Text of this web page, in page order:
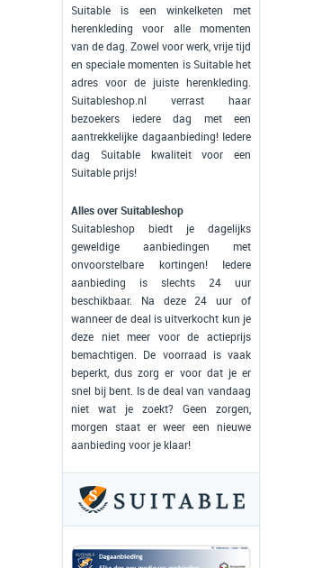
Suitable is een winkelketen met
herenkleding voor alle momenten
van de dag. Zowel voor werk, vrije tijd
en speciale momenten is Suitable het
adres voor de juiste herenkleding.
Suitableshop.nl verrast haar
bezoekers iedere dag met een
aantrekkelijke dagaanbieding! Iedere
dag Suitable kwaliteit voor een
Suitable prijs!
Alles over Suitableshop
Suitableshop biedt je dagelijks
geweldige aanbiedingen met
onvoorstelbare kortingen! Iedere
aanbieding is slechts 24 uur
beschikbaar. Na deze 24 uur of
wanneer de deal is uitverkocht kun je
deze niet meer voor de actieprijs
bemachtigen. De voorraad is vaak
beperkt, dus zorg er voor dat je er
snel bij bent. Is de deal van vandaag
niet wat je zoekt? Geen zorgen,
morgen staat er weer een nieuwe
aanbieding voor je klaar!